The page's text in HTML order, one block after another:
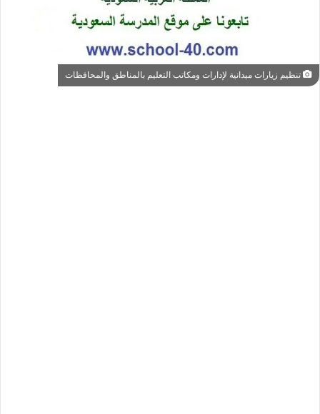
تنظيم زيارات ميدانية لإدارات ومكاتب التعليم بالمناطق والمحافظات